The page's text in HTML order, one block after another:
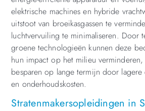
elektrische machines en hybride
uitstoot van broeikasgassen te
luchtvervuiling te minimaliseren. Door
groene technologieën kunnen deze
hun impact op het milieu
besparen op lange termijn door lagere
en onderhoudskosten.
Stratenmakersopleidingen in